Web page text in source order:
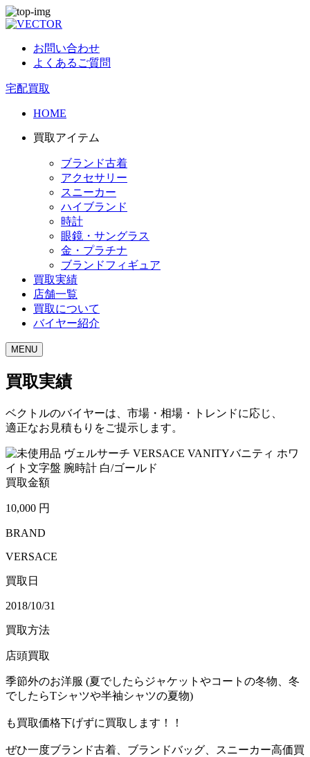
お問い合わせ
よくあるご質問
宅配買取
HOME
買取アイテム
ブランド古着
アクセサリー
スニーカー
ハイブランド
時計
眼鏡・サングラス
金・プラチナ
ブランドフィギュア
買取実績
店舗一覧
買取について
バイヤー紹介
MENU
買取実績
ベクトルのバイヤーは、市場・相場・トレンドに応じ、
適正なお見積もりをご提示します。
買取金額
10,000 円
BRAND
VERSACE
買取日
2018/10/31
買取方法
店頭買取
季節外のお洋服 (夏でしたらジャケットやコートの冬物、冬
でしたらTシャツや半袖シャツの夏物)
も買取価格下げずに買取します！！
ぜひ一度ブランド古着、ブランドバッグ、スニーカー高価買